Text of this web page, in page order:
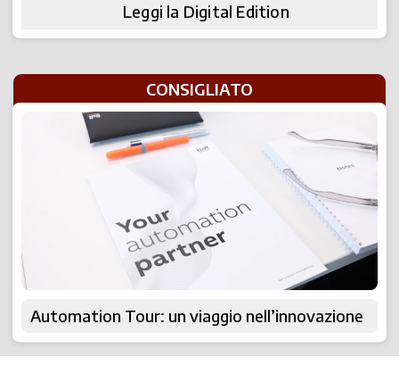
Leggi la Digital Edition
CONSIGLIATO
Automation Tour: un viaggio nell’innovazione